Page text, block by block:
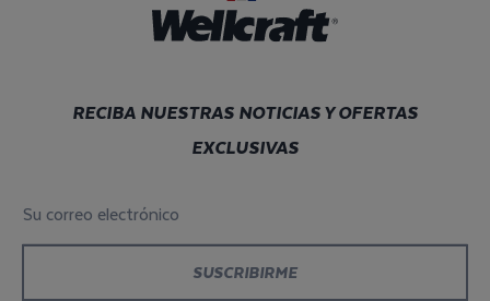
RECIBA NUESTRAS NOTICIAS Y OFERTAS
EXCLUSIVAS